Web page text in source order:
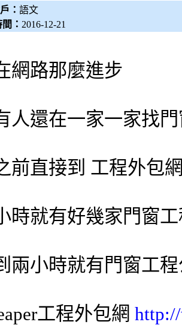
： 語文
： 2016-12-21
網路那麼進步
人還在一家一家找
前直接到 工程外包
時就有好幾家門窗
兩小時就有門窗工
工程外包網